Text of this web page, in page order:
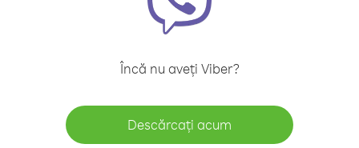
Încă nu aveți Viber?
Descărcați acum